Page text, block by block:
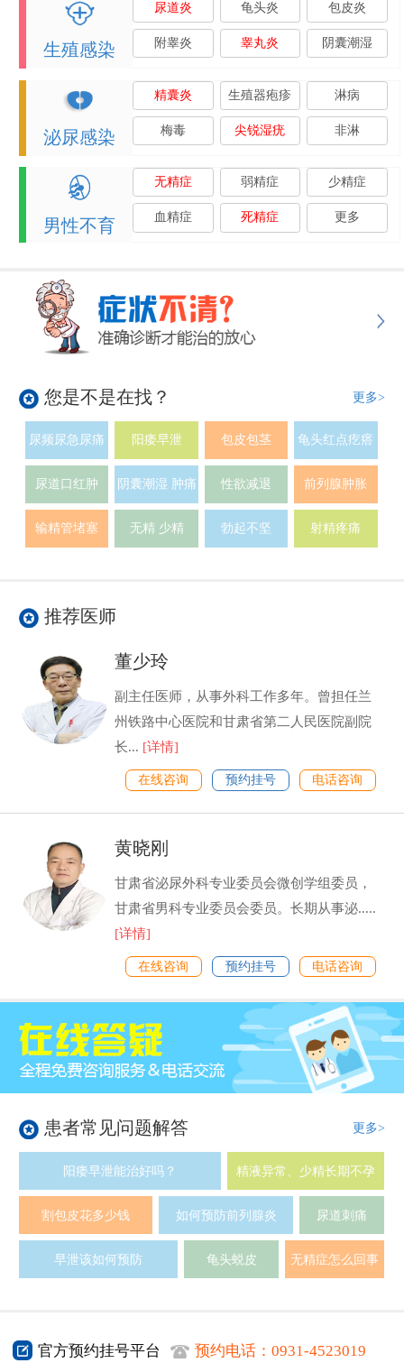
生殖感染
尿道炎 龟头炎 包皮炎
附睾炎 睾丸炎 阴囊潮湿
泌尿感染
精囊炎 生殖器疱疹 淋病
梅毒 尖锐湿疣 非淋
男性不育
无精症 弱精症 少精症
血精症 死精症 更多
您是不是在找？ 更多>
尿频尿急尿痛 阳痿早泄 包皮包茎 龟头红点疙瘩
尿道口红肿 阴囊潮湿 肿痛 性欲减退 前列腺肿胀
输精管堵塞 无精 少精 勃起不坚 射精疼痛
推荐医师
董少玲
副主任医师，从事外科工作多年。曾担任兰
州铁路中心医院和甘肃省第二人民医院副院
长... [详情]
在线咨询 预约挂号 电话咨询
黄晓刚
甘肃省泌尿外科专业委员会微创学组委员，
甘肃省男科专业委员会委员。长期从事泌.....
[详情]
在线咨询 预约挂号 电话咨询
患者常见问题解答 更多>
阳痿早泄能治好吗？ 精液异常、少精长期不孕
割包皮花多少钱 如何预防前列腺炎 尿道刺痛
早泄该如何预防 龟头蜕皮 无精症怎么回事
官方预约挂号平台 预约电话：0931-4523019